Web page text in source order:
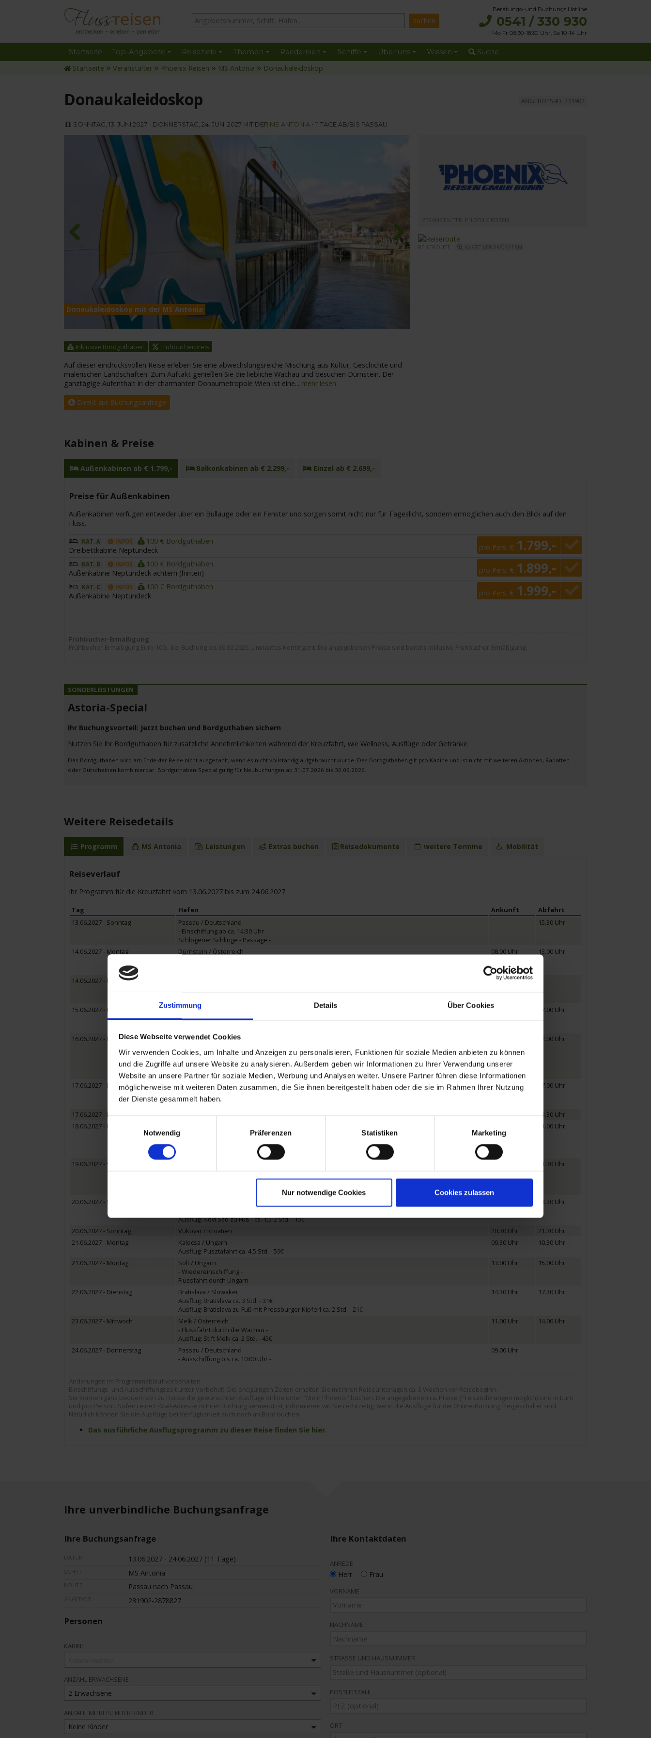
Zustimmung Details Über Cookies
Diese Webseite verwendet Cookies
Wir verwenden Cookies, um Inhalte und Anzeigen zu personalisieren, Funktionen für soziale Medien anbieten zu können
und die Zugriffe auf unsere Website zu analysieren. Außerdem geben wir Informationen zu Ihrer Verwendung unserer
Website an unsere Partner für soziale Medien, Werbung und Analysen weiter. Unsere Partner führen diese Informationen
möglicherweise mit weiteren Daten zusammen, die Sie ihnen bereitgestellt haben oder die sie im Rahmen Ihrer Nutzung
der Dienste gesammelt haben.
Notwendig
Präferenzen Statistiken Marketing
Nur notwendige Cookies Cookies zulassen
Beratungs- und Buchungs Hotline
0541 / 330 930
Mo-Fr 08:30-18:30 Uhr, Sa 10-14 Uhr
Startseite Top-Angebote Reiseziele Themen Reedereien Schiffe Über uns Wissen Suche
Startseite Veranstalter Phoenix Reisen MS Antonia Donaukaleidoskop
Donaukaleidoskop ANGEBOTS-ID: 231902
SONNTAG, 13. JUNI 2027 - DONNERSTAG, 24. JUNI 2027 MIT DER MS ANTONIA • 11 TAGE AB/BIS PASSAU
Donaukaleidoskop mit der MS Antonia
Next
Inklusive Bordguthaben Frühbucherpreis
Auf dieser eindrucksvollen Reise erleben Sie eine abwechslungsreiche Mischung aus Kultur, Geschichte und
malerischen Landschaften. Zum Auftakt genießen Sie die liebliche Wachau und besuchen Dürnstein. Der
ganztägige Aufenthalt in der charmanten Donaumetropole Wien ist eine... mehr lesen
Direkt zur Buchungsanfrage
REISEROUTE -
Kabinen & Preise
Außenkabinen ab € 1.799,- Balkonkabinen ab € 2.299,- Einzel ab € 2.699,-
Preise für Außenkabinen
Außenkabinen verfügen entweder über ein Bullauge oder ein Fenster und sorgen somit nicht nur für Tageslicht, sondern ermöglichen auch den Blick auf den
Fluss.
KAT. A INFOS
100 € Bordguthaben
Dreibettkabine Neptundeck
pro Pers. € 1.799,-
KAT. B INFOS
100 € Bordguthaben
Außenkabine Neptundeck achtern (hinten)
pro Pers. € 1.899,-
KAT. C INFOS
100 € Bordguthaben
Außenkabine Neptundeck
pro Pers. € 1.999,-
Frühbucher-Ermäßigung
Frühbucher-Ermäßigung Euro 100,- bei Buchung bis 30.09.2026. Limitiertes Kontingent. Die angegebenen Preise sind bereits inklusive Frühbucher-Ermäßigung.
Astoria-Special
Ihr Buchungsvorteil: Jetzt buchen und Bordguthaben sichern
Nutzen Sie Ihr Bordguthaben für zusätzliche Annehmlichkeiten während der Kreuzfahrt, wie Wellness, Ausflüge oder Getränke.
Das Bordguthaben wird am Ende der Reise nicht ausgezahlt, wenn es nicht vollständig aufgebraucht wurde. Das Bordguthaben gilt pro Kabine und ist nicht mit weiteren Aktionen, Rabatten
oder Gutscheinen kombinierbar. Bordguthaben-Special gültig für Neubuchungen ab 31.07.2026 bis 30.09.2026.
Weitere Reisedetails
Programm MS Antonia Leistungen Extras buchen Reisedokumente weitere Termine Mobilität
Reiseverlauf
Ihr Programm für die Kreuzfahrt vom 13.06.2027 bis zum 24.06.2027
Tag Hafen Ankunft
Abfahrt
13.06.2027 - Sonntag
Passau / Deutschland
- Einschiffung ab ca. 14:30 Uhr
Schlögener Schlinge - Passage -
15.30 Uhr
14.06.2027 - Montag
Dürnstein / Österreich
08.00 Uhr 13.00 Uhr
14.06.2027 - Montag 18.30 Uhr
15.06.2027 - Dienstag
Wien / Österreich
Ausflug: Wien mit U-Bahn und zu Fuß ca. 2,5 - 3 Std. - 33€
17.00 Uhr
16.06.2027 - Mittwoch
Budapest / Ungarn
Ausflug: Fischerbastei per S-Bahn/Stadtbus/zu Fuß ca. 4 Std. - 37€
Ausflug: Budapest ca. 3,5 Std. - 33€
Ausflug: Schloss Gödöllö ca. 3,5 Std. - 44€
Ausflug: Pálinkafolklore ca. 2,5 Std. - 45€
22.00 Uhr
17.06.2027 - Donnerstag
Mohács / Ungarn
Ausflug: Pécs ca. 4,5 Std. - 49€
Ausflug: Mohacs zu Fuß - ca. 2 Std. - 22€
09.00 Uhr 17.00 Uhr
17.06.2027 - Donnerstag Vukovar / Kroatien 22.30 Uhr
23.30 Uhr
18.06.2027 - Freitag
Ausflug: Belgrad ca. 3,5 Std. - 31€
Ausflug: Belgrad Panoramafahrt - ca. 2 Std. - 24€
Ausflug: Belgrad und Topola ca. 8,5-9 Std. - 75€
21.00 Uhr
19.06.2027 - Samstag
Ausflug: Lepenski Vir ca. 1,5-2 Std. - 39€
Ausflug: Nationalpark mit Allradfahrzeug - ca. 2,5 Std. - 89€
Ausflug: Nationalpark Djerdap - ca. 2,5 Std. - 41€
11.30 Uhr
20.06.2027 - Sonntag
Ausflug: Novi Sad zu Fuß - ca. 1,5-2 Std. - 15€
13.30 Uhr
20.06.2027 - Sonntag Vukovar / Kroatien 20.30 Uhr
21.30 Uhr
21.06.2027 - Montag
Kalocsa / Ungarn
Ausflug: Pusztafahrt ca. 4,5 Std. - 59€
09.30 Uhr 10.30 Uhr
21.06.2027 - Montag
Solt / Ungarn
- Wiedereinschiffung -
Flussfahrt durch Ungarn
13.00 Uhr 15.00 Uhr
22.06.2027 - Dienstag
Bratislava / Slowakei
Ausflug: Bratislava ca. 3 Std. - 31€
Ausflug: Bratislava zu Fuß mit Pressburger Kipferl ca. 2 Std. - 21€
14.30 Uhr 17.30 Uhr
23.06.2027 - Mittwoch
Melk / Österreich
- Flussfahrt durch die Wachau -
Ausflug: Stift Melk ca. 2 Std. - 45€
11.00 Uhr 14.00 Uhr
24.06.2027 - Donnerstag
Passau / Deutschland
- Ausschiffung bis ca. 10:00 Uhr -
09.00 Uhr
Änderungen im Programmablauf vorbehalten
Einschiffungs- und Ausschiffungszeit unter Vorbehalt. Die endgültigen Zeiten erhalten Sie mit Ihren Reiseunterlagen ca. 3 Wochen vor Reisebeginn.
Sie können ganz bequem von zu Hause die gewünschten Ausflüge online unter "Mein Phoenix" buchen. Die angegebenen ca. Preise (Preisänderungen möglich) sind in Euro
und pro Person. Sofern eine E-Mail-Adresse in Ihrer Buchung vermerkt ist, informieren wir Sie rechtzeitig, wenn die Ausflüge für die Online-Buchung freigeschaltet sind.
Natürlich können Sie die Ausflüge bei Verfügbarkeit auch noch an Bord buchen.
Das ausführliche Ausflugsprogramm zu dieser Reise finden Sie hier.
Ihre unverbindliche Buchungsanfrage
Ihre Buchungsanfrage
13.06.2027 - 24.06.2027 (11 Tage)
MS Antonia
Passau nach Passau
231902-2878827
Personen
KABINE
ANZAHL ERWACHSENE
2 Erwachsene
ANZAHL MITREISENDER KINDER
Keine Kinder
Ihre Kontaktdaten
ANREDE
Herr Frau
VORNAME
NACHNAME
STRASSE UND HAUSNUMMER
POSTLEITZAHL
ORT